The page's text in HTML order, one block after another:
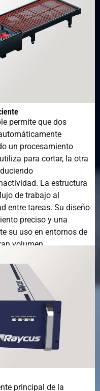
permite que dos
un procesamiento
para cortar, la otra
La estructura
de trabajo al
entre tareas. Su diseño
preciso y una
su uso en entornos de
volumen.
principal de la